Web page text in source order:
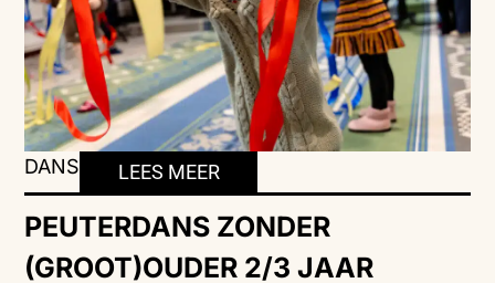
DANS LEES MEER
PEUTERDANS ZONDER
(GROOT)OUDER 2/3 JAAR